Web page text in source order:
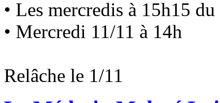
• Les mercredis à 15h15
• Mercredi 11/11 à 14h
Relâche le 1/11